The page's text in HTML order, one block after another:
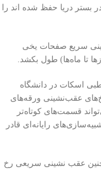
بستر دریا حفظ شده اند را
سریع صفحات یخی
تا ماه‌ها) طول بکشد.
اسکات در دانشگاه
عقب‌نشینی ورقه‌های
قسمت‌های کوتاه‌تر
رایانه‌ای قادر
چنین عقب نشینی سریعی رخ